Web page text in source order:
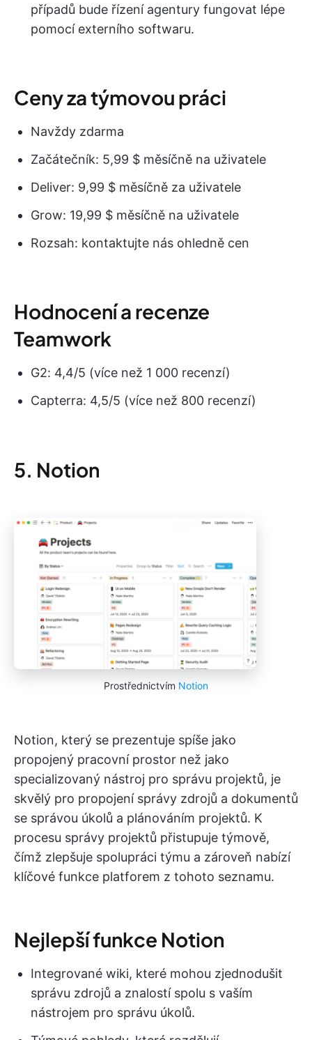
případů bude řízení agentury fungovat lépe
pomocí externího softwaru.
Ceny za týmovou práci
Navždy zdarma
Začátečník: 5,99 $ měsíčně na uživatele
Deliver: 9,99 $ měsíčně za uživatele
Grow: 19,99 $ měsíčně na uživatele
Rozsah: kontaktujte nás ohledně cen
Hodnocení a recenze
Teamwork
G2: 4,4/5 (více než 1 000 recenzí)
Capterra: 4,5/5 (více než 800 recenzí)
5. Notion
Prostřednictvím Notion
Notion, který se prezentuje spíše jako
propojený pracovní prostor než jako
specializovaný nástroj pro správu projektů, je
skvělý pro propojení správy zdrojů a dokumentů
se správou úkolů a plánováním projektů. K
procesu správy projektů přistupuje týmově,
čímž zlepšuje spolupráci týmu a zároveň nabízí
klíčové funkce platforem z tohoto seznamu.
Nejlepší funkce Notion
Integrované wiki, které mohou zjednodušit
správu zdrojů a znalostí spolu s vaším
nástrojem pro správu úkolů.